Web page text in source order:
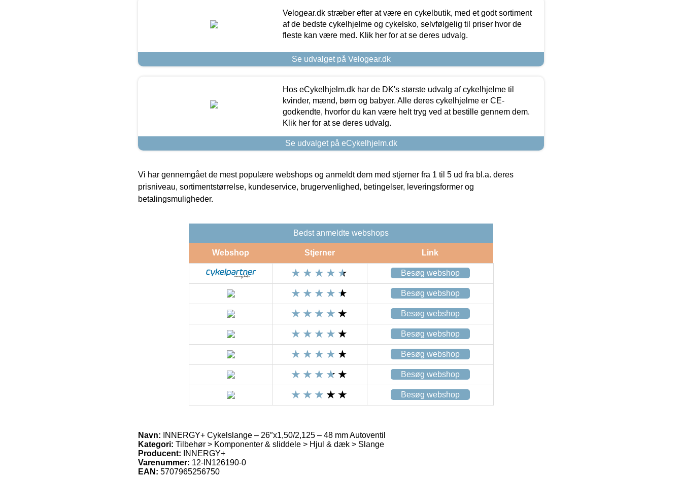
Velogear.dk stræber efter at være en cykelbutik, med et godt sortiment
af de bedste cykelhjelme og cykelsko, selvfølgelig til priser hvor de
fleste kan være med. Klik her for at se deres udvalg.
Se udvalget på Velogear.dk
Hos eCykelhjelm.dk har de DK's største udvalg af cykelhjelme til
kvinder, mænd, børn og babyer. Alle deres cykelhjelme er CE-
godkendte, hvorfor du kan være helt tryg ved at bestille gennem dem.
Klik her for at se deres udvalg.
Se udvalget på eCykelhjelm.dk
Vi har gennemgået de mest populære webshops og anmeldt dem med stjerner fra 1 til 5 ud fra bl.a. deres
prisniveau, sortimentstørrelse, kundeservice, brugervenlighed, betingelser, leveringsformer og
betalingsmuligheder.
Bedst anmeldte webshops
Webshop Stjerner Link
Besøg webshop
Besøg webshop
Besøg webshop
Besøg webshop
Besøg webshop
Besøg webshop
Besøg webshop
Navn: INNERGY+ Cykelslange – 26″x1,50/2,125 – 48 mm Autoventil
Kategori: Tilbehør > Komponenter & sliddele > Hjul & dæk > Slange
Producent:
INNERGY+
Varenummer: 12-IN126190-0
EAN: 5707965256750